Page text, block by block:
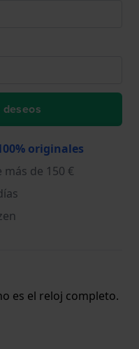
originales
de 150 €
es el reloj completo.